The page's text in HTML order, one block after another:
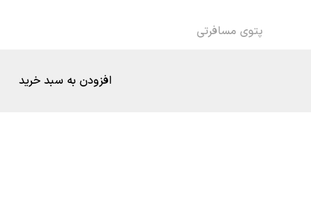
پتوی مسافرتی
افزودن به سبد خرید